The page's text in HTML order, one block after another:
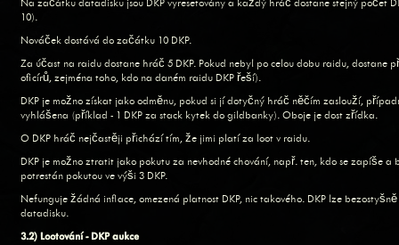
Na začátku datadisku jsou DKP vyresetovány a každý hráč dostane stejný počet
10).
Nováček dostává do začátku 10 DKP.
Za účast na raidu dostane hráč 5 DKP. Pokud nebyl po celou dobu raidu, dostane
oficírů, zejména toho, kdo na daném raidu DKP řeší).
DKP je možno získat jako odměnu, pokud si jí dotyčný hráč něčím zaslouží,
vyhlášena (příklad - 1 DKP za stack kytek do gildbanky). Oboje je dost zřídka.
O DKP hráč nejčastěji přichází tím, že jimi platí za loot v raidu.
DKP je možno ztratit jako pokutu za nevhodné chování, např. ten, kdo se zapíše a
potrestán pokutou ve výši 3 DKP.
Nefunguje žádná inflace, omezená platnost DKP, nic takového. DKP lze
datadisku.
3.2) Lootování - DKP aukce